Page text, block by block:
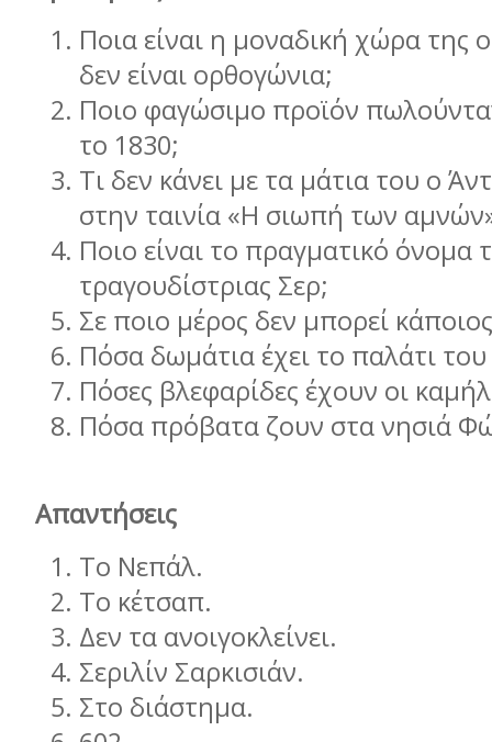
Ποια είναι η µοναδική χώρα της
δεν είναι ορθογώνια;
Ποιο φαγώσιµο προϊόν
το 1830;
Τι δεν κάνει µε τα µάτια του ο
στην ταινία «Η σιωπή των
Ποιο είναι το πραγµατικό όνοµα
τραγουδίστριας Σερ;
Σε ποιο µέρος δεν µπορεί
Πόσα δωµάτια έχει το παλάτι
Πόσες βλεφαρίδες έχουν οι
Πόσα πρόβατα ζουν στα νησιά
Απαντήσεις
Το Νεπάλ.
Το κέτσαπ.
Δεν τα ανοιγοκλείνει.
Σεριλίν Σαρκισιάν.
Στο διάστηµα.